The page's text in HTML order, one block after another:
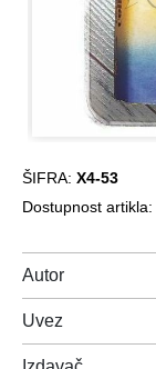
ŠIFRA: X4-53
Dostupnost artikla:
Autor
Uvez